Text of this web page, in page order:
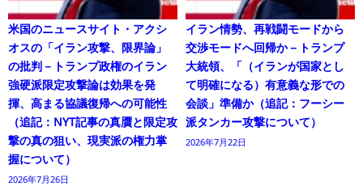
米国のニュースサイト・アクシ
オスの「イラン攻撃、限界論」
の批判－トランプ政権のイラン
強硬派限定攻撃論は効果を発
揮、高まる協議復帰への可能性
（追記：NYT記事の真贋と限定攻
撃の真の狙い、現実派の権力掌
握について）
2026年7月26日
イラン情勢、再戦闘モードから
交渉モードへ回帰か－トランプ
大統領、「（イランが国家とし
て明確になる）有意義な形での
会談」準備か（追記：フーシー
派タンカー攻撃について）
2026年7月22日